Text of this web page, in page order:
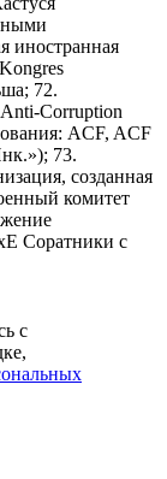
иностранная
72.
Corruption
ACF, ACF
73.
созданная
комитет
Соратники с
с